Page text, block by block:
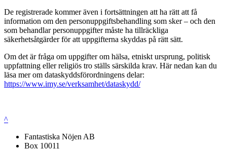
De registrerade kommer även i fortsättningen att ha rätt att få
information om den personuppgiftsbehandling som sker – och den
som behandlar personuppgifter måste ha tillräckliga
säkerhetsåtgärder för att uppgifterna skyddas på rätt sätt.
Om det är fråga om uppgifter om hälsa, etniskt ursprung, politisk
uppfattning eller religiös tro ställs särskilda krav. Här nedan kan du
läsa mer om dataskyddsförordningens delar:
https://www.imy.se/verksamhet/dataskydd/
^
Fantastiska Nöjen AB
Box 10011